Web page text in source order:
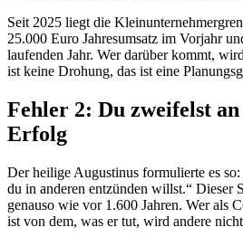
Seit 2025 liegt die
25.000 Euro Jahresumsatz im Vorjahr
laufenden Jahr. Wer darüber kommt,
ist keine Drohung, das ist eine
Fehler 2: Du zweifelst an
Erfolg
Der heilige Augustinus formulierte es
du in anderen entzünden willst.“ Dieser
genauso wie vor 1.600 Jahren. Wer als
ist von dem, was er tut, wird andere